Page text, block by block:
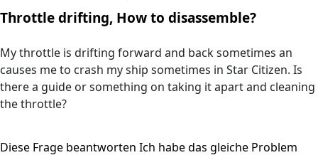
Throttle drifting, How to disassemble?
My throttle is drifting forward and back sometimes an
causes me to crash my ship sometimes in Star Citizen. Is
there a guide or something on taking it apart and cleaning
the throttle?
Diese Frage beantworten Ich habe das gleiche Problem